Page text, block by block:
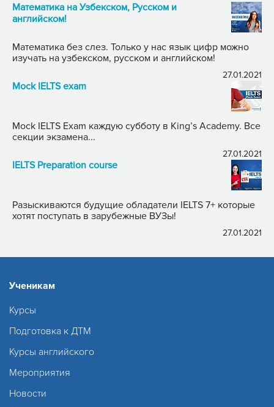
Математика на Узбекском, Русском и
английском!
Математика без слез. Только у нас язык цифр можно
изучать на узбекском, русском и английском!
27.01.2021
Mock IELTS exam
Mock IELTS Exam каждую субботу в King’s Academy. Все
секции экзамена...
27.01.2021
IELTS Preparation course
Разыскиваются будущие обладатели IELTS 7+ которые
хотят поступать в зарубежные ВУЗы!
27.01.2021
Ученикам
Курсы
Подготовка к ДТМ
Курсы английского
Мероприятия
Новости